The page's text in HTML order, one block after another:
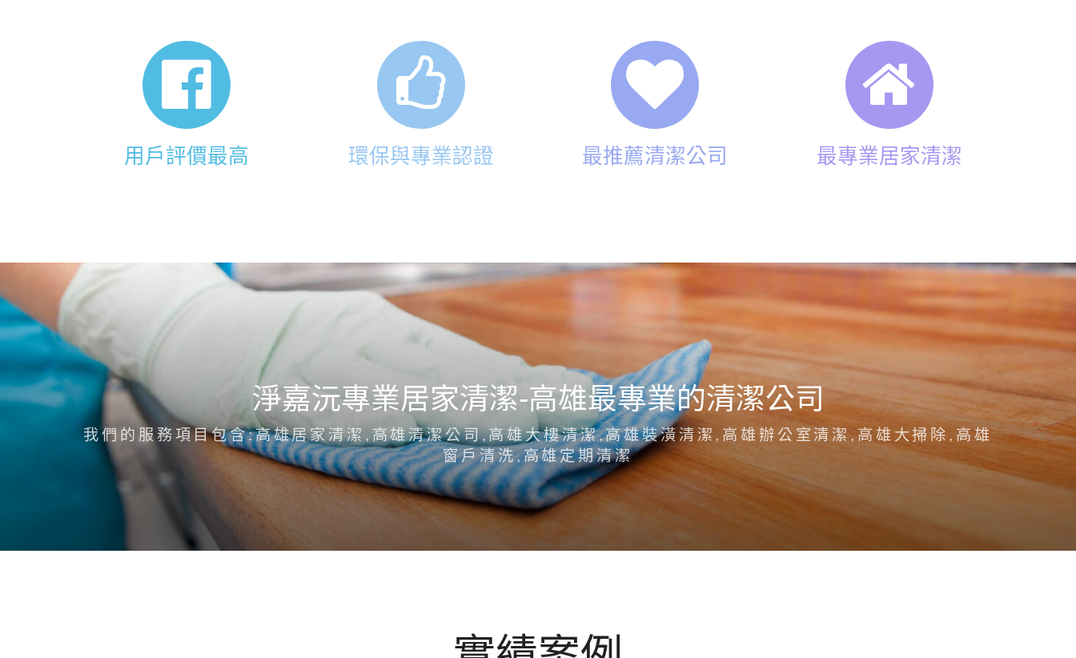
用戶評價最高 環保與專業認證 最推薦清潔公司 最專業居家清潔
淨嘉沅專業居家清潔-高雄最專業的清潔公司
我們的服務項目包含:高雄居家清潔,高雄清潔公司,高雄大樓清潔,高雄裝潢清潔,高雄辦公室清潔,高雄大掃除,高雄
窗戶清洗,高雄定期清潔